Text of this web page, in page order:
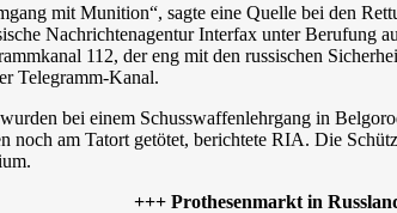
mit Munition“, sagte eine Quelle bei den
Nachrichtenagentur Interfax unter
112, der eng mit den russischen
Telegramm-Kanal.
bei einem Schusswaffenlehrgang in
am Tatort getötet, berichtete RIA. Die
+++ Prothesenmarkt in